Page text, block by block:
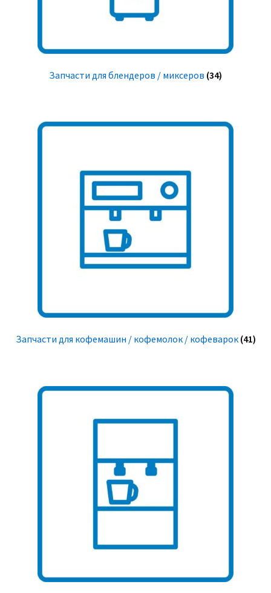
Запчасти для блендеров / миксеров (34)
Запчасти для кофемашин / кофемолок / кофеварок (41)